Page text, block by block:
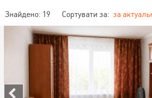
Знайдено: 19 Сортувати за: за